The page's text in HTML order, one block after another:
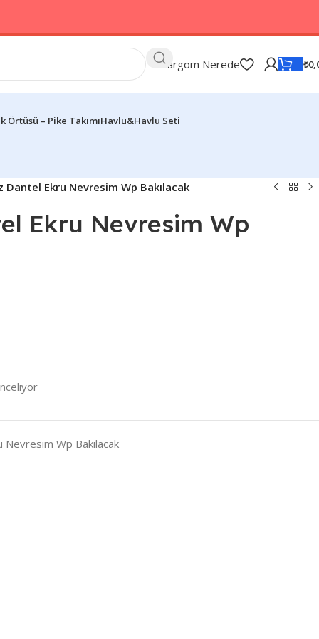
Kargom Nerede ₺
Örtüsü – Pike TakımıHavlu&Havlu Seti
Dantel Ekru Nevresim Wp Bakılacak
Ekru Nevresim Wp
Nevresim Wp Bakılacak